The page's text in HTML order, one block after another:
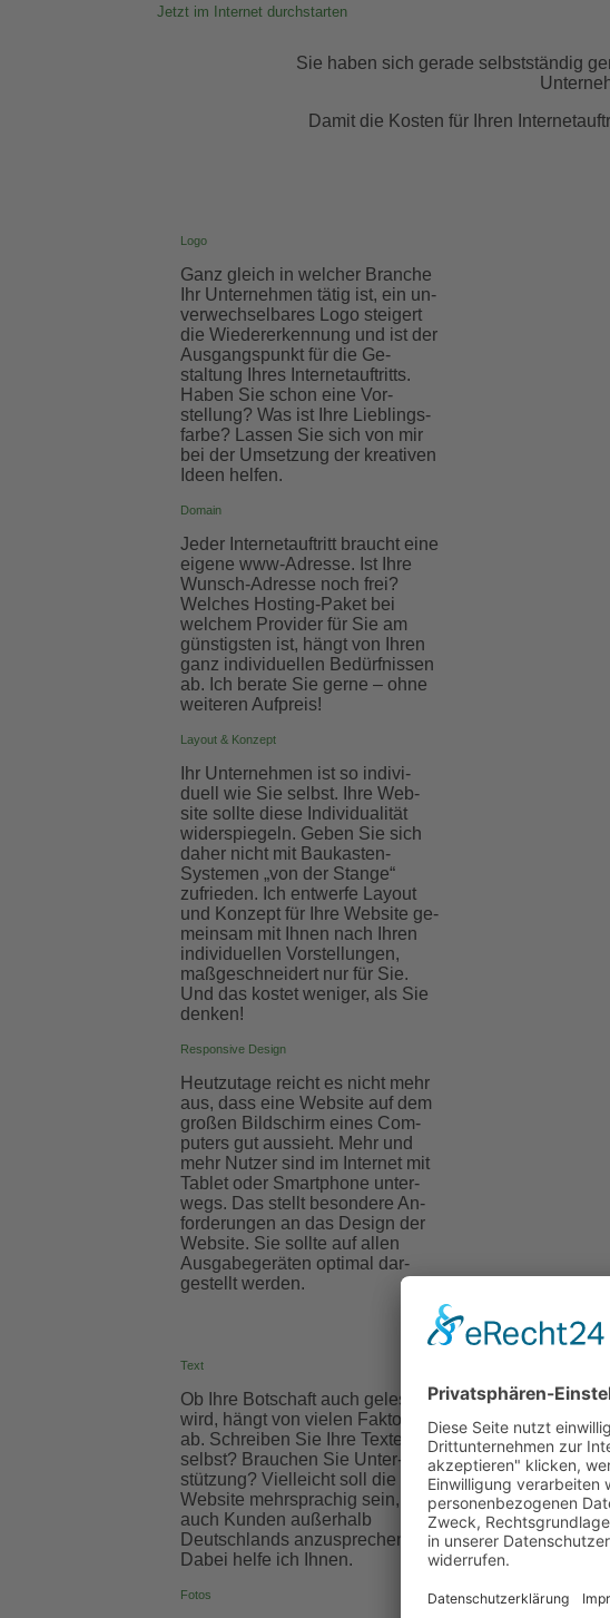
Jetzt im Internet durchstarten
Sie haben sich gerade selbst­ständig
Damit die Kosten für Ihren
Logo
Ganz gleich in welcher Branche
Ihr Unter­nehmen tätig ist, ein un­
ver­wechsel­bares Logo steigert
die Wieder­erkennung und ist der
Ausgangs­punkt für die Ge­
staltung Ihres Internet­auftritts.
Haben Sie schon eine Vor­
stellung? Was ist Ihre Lieblings­
farbe? Lassen Sie sich von mir
bei der Umsetzung der kreativen
Ideen helfen.
Domain
Jeder Internet­auftritt braucht eine
eigene www-Adresse. Ist Ihre
Wunsch-Adresse noch frei?
Welches Hosting-Paket bei
welchem Provider für Sie am
günstigsten ist, hängt von Ihren
ganz indi­vi­duellen Be­dürf­nissen
ab. Ich berate Sie gerne – ohne
weiteren Aufpreis!
Layout & Konzept
Ihr Unter­nehmen ist so indi­vi­
duell wie Sie selbst. Ihre Web­
site sollte diese Indi­vi­duali­tät
wider­spiegeln. Geben Sie sich
daher nicht mit Bau­kasten-
Systemen „von der Stange“
zufrieden. Ich entwerfe Lay­out
und Kon­zept für Ihre Web­site ge­
mein­sam mit Ihnen nach Ihren
indi­vi­duellen Vor­stellungen,
maß­geschneidert nur für Sie.
Und das kostet weniger, als Sie
denken!
Responsive Design
Heut­zutage reicht es nicht mehr
aus, dass eine Web­site auf dem
großen Bild­schirm eines Com­
puters gut aus­sieht. Mehr und
mehr Nutzer sind im Internet mit
Tablet oder Smart­phone unter­
wegs. Das stellt besondere An­
forde­rungen an das Design der
Web­site. Sie sollte auf allen
Ausgabe­geräten opti­mal dar­
gestellt werden.
Text
Ob Ihre Bot­schaft auch ge­lesen
wird, hängt von vielen Fak­toren
ab. Schreiben Sie Ihre Texte
selbst? Brauchen Sie Unter­
stützung? Viel­leicht soll die
Web­site mehr­sprachig sein, um
auch Kunden außer­halb
Deutsch­lands an­zu­sprechen.
Dabei helfe ich Ihnen.
Fotos